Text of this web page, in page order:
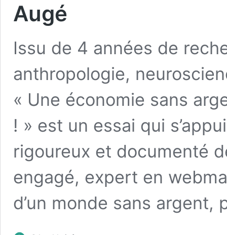
Augé
Issu de 4 années de
anthropologie,
« Une économie sans
! » est un essai qui
rigoureux et documenté
engagé, expert en
d’un monde sans